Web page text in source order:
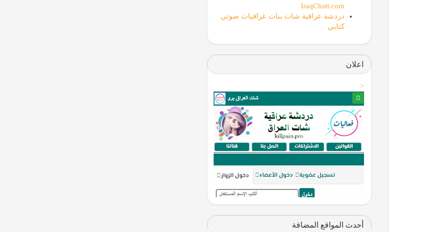
IraqChatt.com
دردشة عراقية شات بنات عراقيات صوتي
كتابي
اعلان
<
أحدث المواقع المضافة